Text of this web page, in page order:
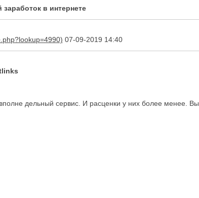
в интернете
07-09-2019 14:40
дельный сервис. И расценки у них более менее.